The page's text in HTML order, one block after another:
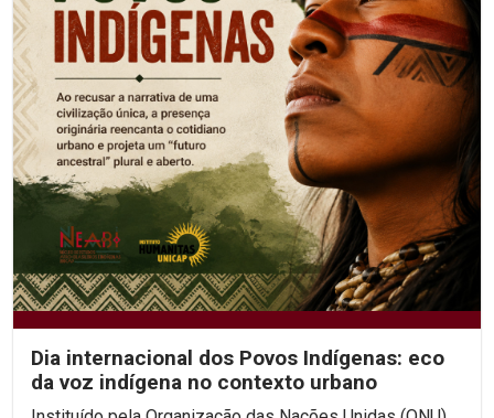
Dia internacional dos Povos Indígenas: eco
da voz indígena no contexto urbano